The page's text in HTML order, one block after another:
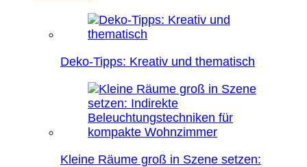
Deko-Tipps: Kreativ und thematisch
Kleine Räume groß in Szene setzen: